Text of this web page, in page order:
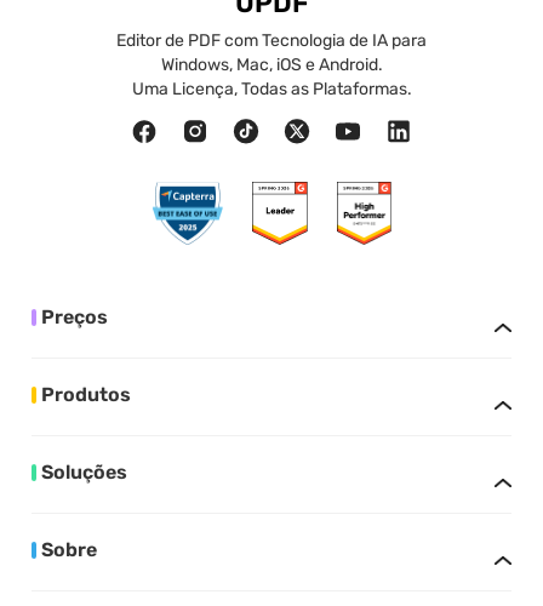
Editor de PDF com Tecnologia de IA para
Windows, Mac, iOS e Android.
Uma Licença, Todas as Plataformas.
Preços
Produtos
Soluções
Sobre